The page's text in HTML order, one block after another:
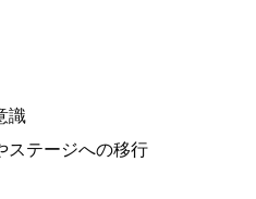
識
ステージへの移行